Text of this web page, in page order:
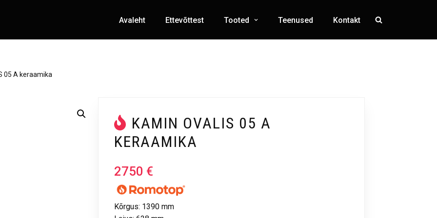
Avaleht Ettevõttest Tooted Teenused Kontakt
05 A keraamika
KAMIN OVALIS 05 A
KERAAMIKA
2750 €
Kõrgus: 1390 mm